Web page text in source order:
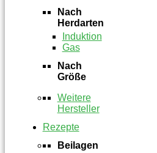
Nach
Herdarten
Induktion
Gas
Nach
Größe
Weitere
Hersteller
Rezepte
Beilagen